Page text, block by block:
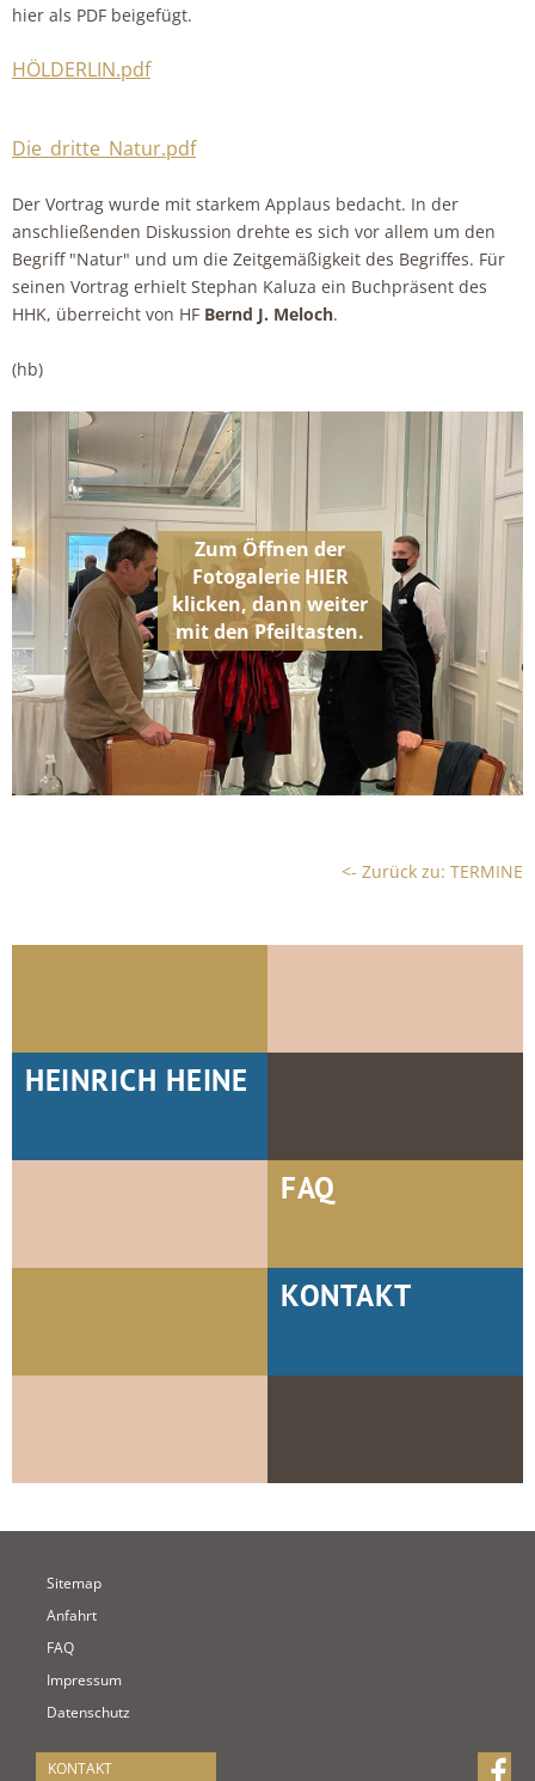
hier als PDF beigefügt.
HÖLDERLIN.pdf
Die_dritte_Natur.pdf
Der Vortrag wurde mit starkem Applaus bedacht. In der
anschließenden Diskussion drehte es sich vor allem um den
Begriff "Natur" und um die Zeitgemäßigkeit des Begriffes. Für
seinen Vortrag erhielt Stephan Kaluza ein Buchpräsent des
HHK, überreicht von HF Bernd J. Meloch.
(hb)
<- Zurück zu: TERMINE
HEINRICH HEINE
FAQ
KONTAKT
Sitemap
Anfahrt
FAQ
Impressum
Datenschutz
KONTAKT